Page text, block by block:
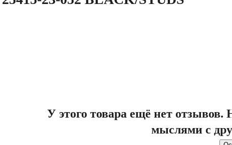
У этого товара ещё нет
мыслями с